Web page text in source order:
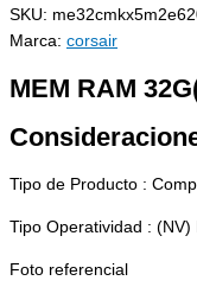
SKU:
Marca: corsair
MEM RAM
Tipo de Producto :
Tipo Operatividad : (NV)
Foto referencial